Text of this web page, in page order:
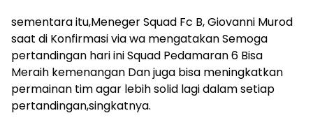
sementara itu,Meneger Squad Fc B, Giovanni Murod
saat di Konfirmasi via wa mengatakan Semoga
pertandingan hari ini Squad Pedamaran 6 Bisa
Meraih kemenangan Dan juga bisa meningkatkan
permainan tim agar lebih solid lagi dalam setiap
pertandingan,singkatnya.